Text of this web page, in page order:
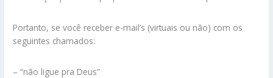
Portanto, se você receber e-mail’s (virtuais ou não) com os
seguintes chamados:
– “não ligue pra Deus”